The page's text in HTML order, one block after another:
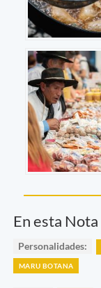
En esta Nota
Personalidades:
MARU BOTANA